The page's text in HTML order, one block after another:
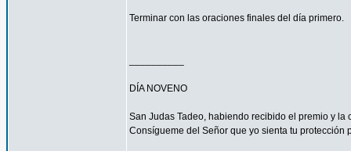
Terminar con las oraciones finales del día primero.
DÍA NOVENO
San Judas Tadeo, habiendo recibido el premio y
Consígueme del Señor que yo sienta tu